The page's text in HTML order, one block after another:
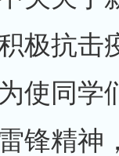
极抗击
使同学
锋精神